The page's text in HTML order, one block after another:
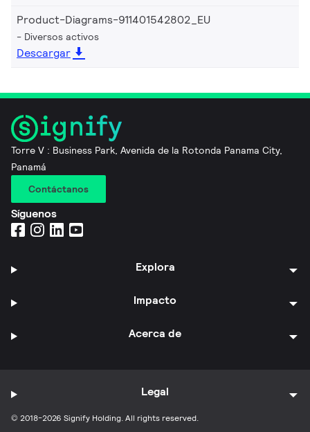
Product-Diagrams-911401542802_EU
Diversos activos
Descargar
Torre V : Business Park, Avenida de la Rotonda Panama City,
Panamá
Contáctanos
Síguenos
Explora
Impacto
Acerca de
© 2018-2026 Signify Holding. All rights reserved.
Legal